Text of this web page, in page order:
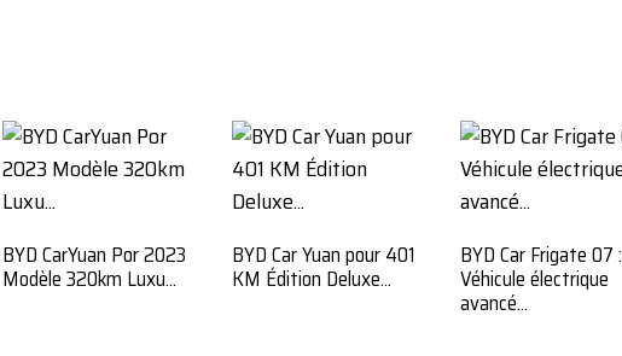
BYD CarYuan Por 2023
Modèle 320km Luxu...
BYD Car Yuan pour 401
KM Édition Deluxe...
BYD Car Frigate 07 :
Véhicule électrique
avancé...